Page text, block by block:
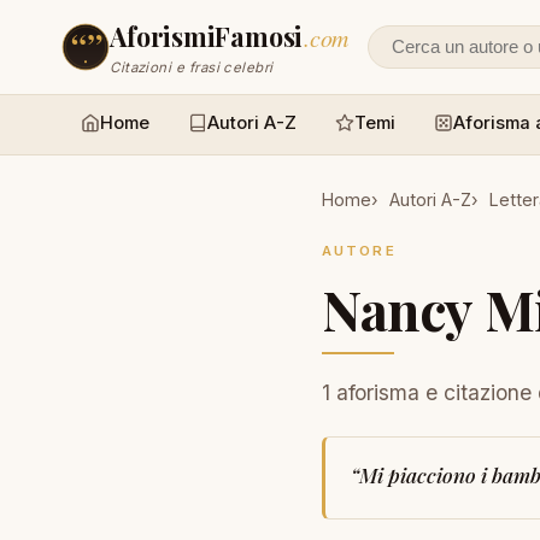
AforismiFamosi.com
Citazioni e frasi celebri Cerca un
Home Autori A-Z Temi Aforisma
Home Autori A-Z
AUTORE
Nancy
1 aforisma e citazione
“Mi piacciono i